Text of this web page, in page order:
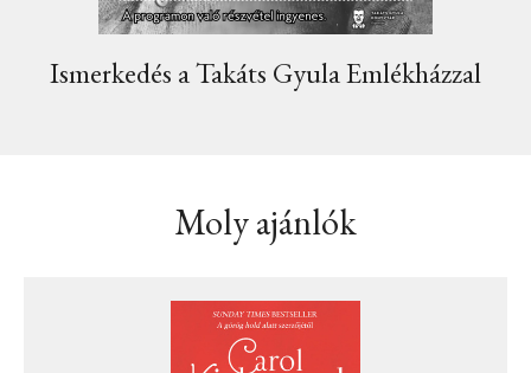
Ismerkedés a Takáts Gyula Emlékházzal
Moly ajánlók